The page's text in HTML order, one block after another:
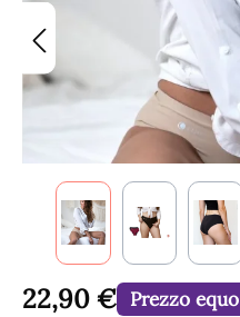
22,90 € Prezzo equo